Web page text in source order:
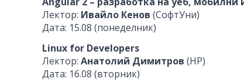
Лектор: Ивайло Кенов (СофтУни)
Дата: 15.08 (понеделник)
Linux for Developers
Лектор: Анатолий Димитров (HP)
Дата: 16.08 (вторник)